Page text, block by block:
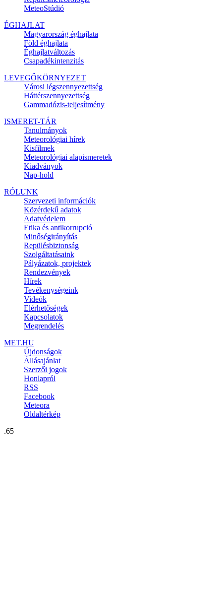
MeteoStúdió
ÉGHAJLAT
Magyarország éghajlata
Föld éghajlata
Éghajlatváltozás
Csapadékintenzitás
LEVEGŐKÖRNYEZET
Városi légszennyezettség
Háttérszennyezettség
Gammadózis-teljesítmény
ISMERET-TÁR
Tanulmányok
Meteorológiai hírek
Kisfilmek
Meteorológiai alapismeretek
Kiadványok
Nap-hold
RÓLUNK
Szervezeti információk
Közérdekű adatok
Adatvédelem
Etika és antikorrupció
Minőségirányítás
Repülésbiztonság
Szolgáltatásaink
Pályázatok, projektek
Rendezvények
Hírek
Tevékenységeink
Videók
Elérhetőségek
Kapcsolatok
Megrendelés
MET.HU
Újdonságok
Állásajánlat
Szerzői jogok
Honlapról
RSS
Facebook
Meteora
Oldaltérkép
.65